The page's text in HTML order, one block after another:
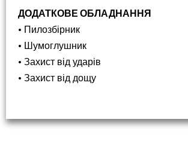
ДОДАТКОВЕ ОБЛАДНАННЯ
• Пилозбірник
• Шумоглушник
• Захист від ударів
• Захист від дощу